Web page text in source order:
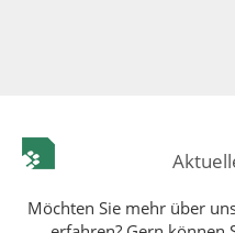
Möchten Sie mehr über